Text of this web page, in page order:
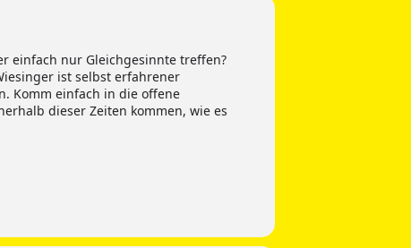
einfach nur Gleichgesinnte treffen?
ist selbst erfahrener
Komm einfach in die offene
dieser Zeiten kommen, wie es